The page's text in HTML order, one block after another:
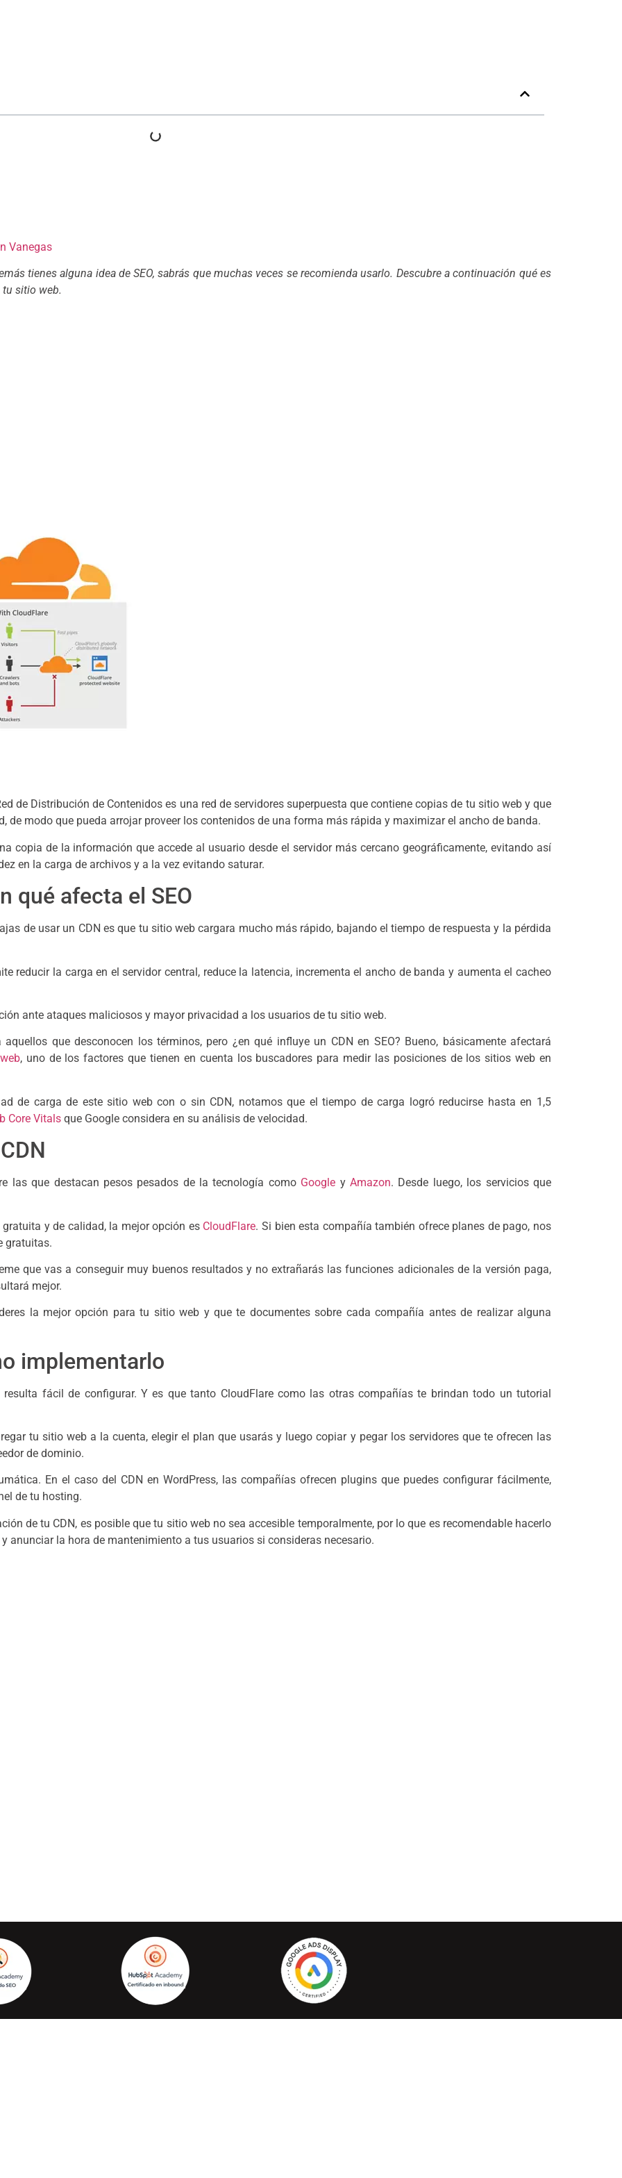
Vanegas
tienes alguna idea de SEO, sabrás que muchas veces se recomienda usarlo. Descubre a continuación qué es
tu sitio web.
de Distribución de Contenidos es una red de servidores superpuesta que contiene copias de tu sitio web y que
de modo que pueda arrojar proveer los contenidos de una forma más rápida y maximizar el ancho de banda.
copia de la información que accede al usuario desde el servidor más cercano geográficamente, evitando así
en la carga de archivos y a la vez evitando saturar.
qué afecta el SEO
de usar un CDN es que tu sitio web cargara mucho más rápido, bajando el tiempo de respuesta y la pérdida
reducir la carga en el servidor central, reduce la latencia, incrementa el ancho de banda y aumenta el cacheo
ante ataques maliciosos y mayor privacidad a los usuarios de tu sitio web.
que desconocen los términos, pero ¿en qué influye un CDN en SEO? Bueno, básicamente afectará
, uno de los factores que tienen en cuenta los buscadores para medir las posiciones de los sitios web en
de carga de este sitio web con o sin CDN, notamos que el tiempo de carga logró reducirse hasta en 1,5
Core Vitals que Google considera en su análisis de velocidad.
las que destacan pesos pesados de la tecnología como Google yAmazon. Desde luego, los servicios que
y de calidad, la mejor opción es CloudFlare. Si bien esta compañía también ofrece planes de pago, nos
gratuitas.
que vas a conseguir muy buenos resultados y no extrañarás las funciones adicionales de la versión paga,
mejor.
la mejor opción para tu sitio web y que te documentes sobre cada compañía antes de realizar alguna
implementarlo
resulta fácil de configurar. Y es que tanto CloudFlare como las otras compañías te brindan todo un tutorial
tu sitio web a la cuenta, elegir el plan que usarás y luego copiar y pegar los servidores que te ofrecen las
de dominio.
En el caso del CDN en WordPress, las compañías ofrecen plugins que puedes configurar fácilmente,
de tu hosting.
de tu CDN, es posible que tu sitio web no sea accesible temporalmente, por lo que es recomendable hacerlo
anunciar la hora de mantenimiento a tus usuarios si consideras necesario.